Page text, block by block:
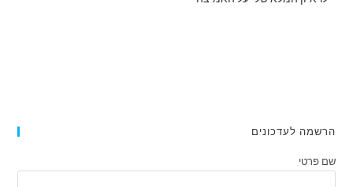
הרשמה לעדכונים
שם פרטי